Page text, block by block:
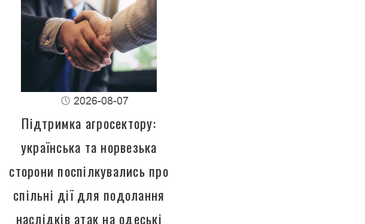
2026-08-07
Підтримка агросектору:
українська та норвезька
сторони поспілкувались про
спільні дії для подолання
наслідків атак на одеські